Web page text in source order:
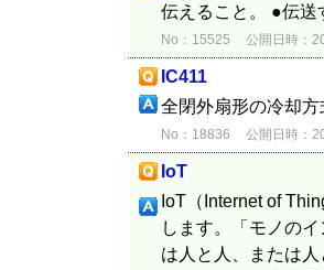
伝えること。 ●伝
No：15525 公開日時：
IC411
全閉外扇形の冷却
No：18836 公開日時：
IoT
IoT（Internet of
します。「モノの
は人と人、または